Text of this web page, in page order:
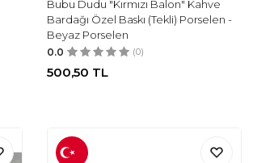
Bubu Dudu "Kırmızı Balon" Kahve
Bardağı Özel Baskı (Tekli) Porselen -
Beyaz Porselen
0.0 (0)
500,50 TL